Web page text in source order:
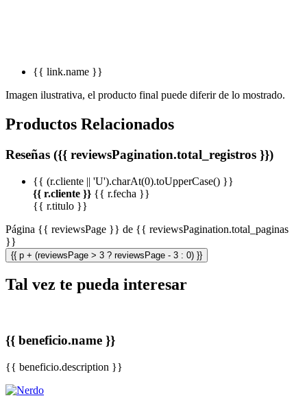
{{ link.name }}
Imagen ilustrativa, el producto final puede diferir de lo mostrado.
Productos Relacionados
Reseñas ({{ reviewsPagination.total_registros }})
{{ (r.cliente || 'U').charAt(0).toUpperCase() }}
{{ r.cliente }} {{ r.fecha }}
{{ r.titulo }}
Página {{ reviewsPage }} de {{ reviewsPagination.total_paginas
}}
{{ p + (reviewsPage > 3 ? reviewsPage - 3 : 0) }}
Tal vez te pueda interesar
{{ beneficio.name }}
{{ beneficio.description }}